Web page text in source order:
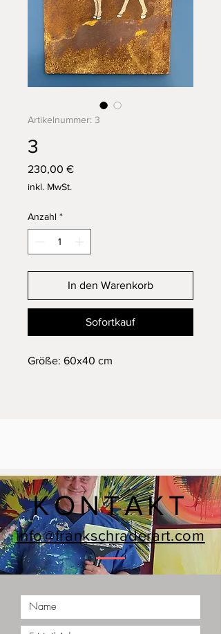
Artikelnummer: 3
3
230,00 €Preis
inkl. MwSt.
Anzahl *
In den Warenkorb
Sofortkauf
Größe: 60x40 cm
KONTAKT
info@frankschraderart.com